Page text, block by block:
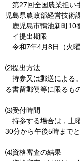
第27回全国農業担い
児島県農政部経営技術
鹿児島市鴨池新町10
イ提出期限
令和7年4月8日（火
⑵提出方法
持参又は郵送による
る書留郵便等に限るも
⑶受付時間
持参する場合は，土
30分から午後5時までと
⑷資格審査の結果